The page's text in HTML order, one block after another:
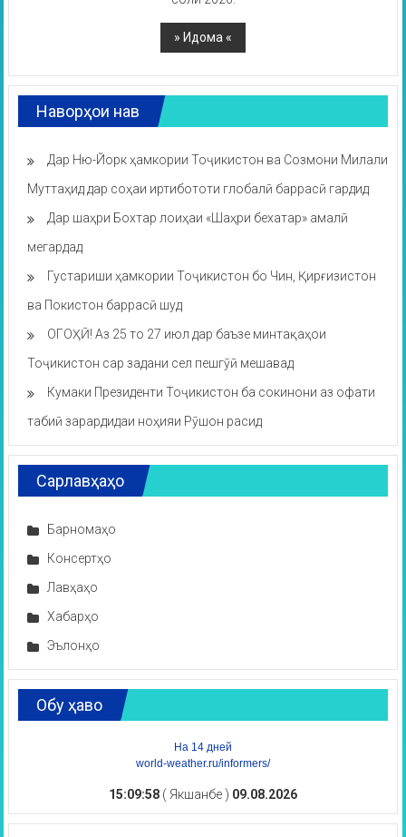
Наворҳои нав
Дар Ню-Йорк ҳамкории Тоҷикистон ва Созмони Милали
Муттаҳид дар соҳаи иртибототи глобалӣ баррасӣ гардид
Дар шаҳри Бохтар лоиҳаи «Шаҳри бехатар» амалӣ
мегардад
Густариши ҳамкории Тоҷикистон бо Чин, Қирғизистон
ва Покистон баррасӣ шуд
ОГОҲӢ! Аз 25 то 27 июл дар баъзе минтақаҳои
Тоҷикистон сар задани сел пешгӯӣ мешавад
Кумаки Президенти Тоҷикистон ба сокинони аз офати
табиӣ зарардидаи ноҳияи Рӯшон расид
Сарлавҳаҳо
Барномаҳо
Консертҳо
Лавҳаҳо
Хабарҳо
Эълонҳо
Обу ҳаво
На 14 дней
world-weather.ru/informers/
15:09:59 ( Якшанбе ) 09.08.2026